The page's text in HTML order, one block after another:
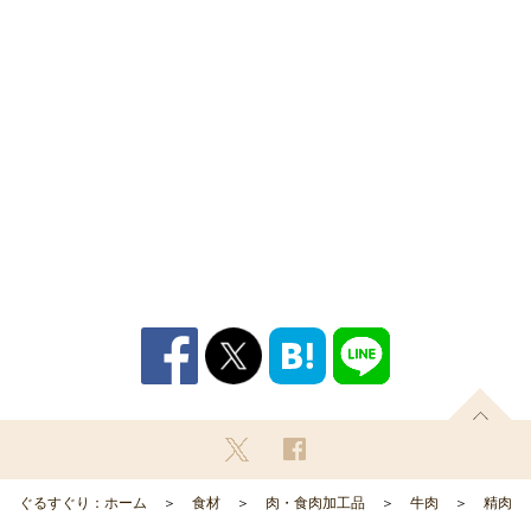
ぐるすぐり：ホーム 食材 肉・食肉加工品 牛肉 精肉